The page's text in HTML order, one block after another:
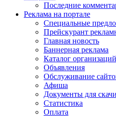
Последние
Реклама на портале
Специальные
Прейскурант
Главная новость
Баннерная реклама
Каталог организаций
Объявления
Обслуживание
Афиша
Документы для
Статистика
Оплата